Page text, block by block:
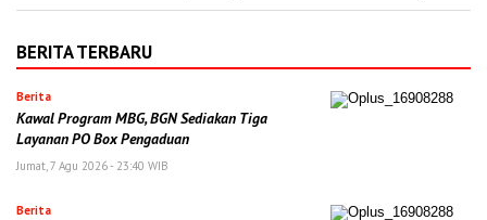
BERITA TERBARU
Berita
Kawal Program MBG, BGN Sediakan Tiga
Layanan PO Box Pengaduan
Jumat, 7 Agu 2026 - 23:40 WIB
Berita